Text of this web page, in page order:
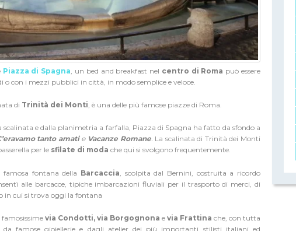
Piazza di Spagna , un bed and breakfast nel centro di Roma può essere
o con i mezzi pubblici in città, in modo semplice e veloce.
di Trinità dei Monti, è una delle più famose piazze di Roma.
scalinata e dalla planimetria a farfalla, Piazza di Spagna ha fatto da sfondo a
tanto amatie Vacanze Romane. La scalinata di Trinità dei Monti
per le sfilate di moda che qui si svolgono frequentemente.
fontana della Barcaccia , scolpita dal Bernini, costruita a ricordo
alle barcacce, tipiche imbarcazioni fluviali per il trasporto di merci, di
in cui si trova oggi la fontana
via Condotti, via Borgognona e via Frattina che, con tutta
da famose gioiellerie e dagli atelier dei più importanti stilisti italiani ed